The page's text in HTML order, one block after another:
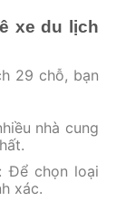
xe du lịch
29 chỗ, bạn
nhà cung
Để chọn loại
xác.